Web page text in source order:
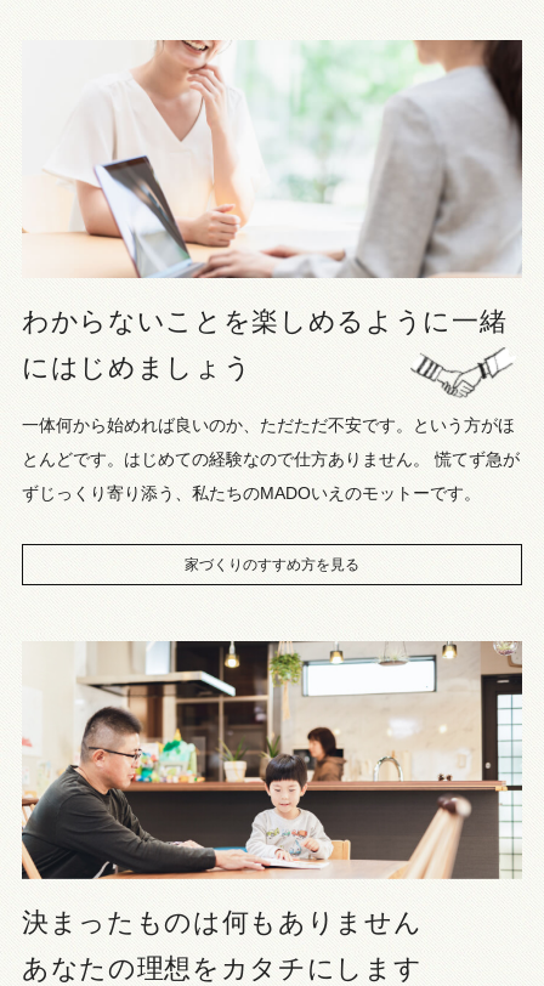
わからないことを楽しめるように 一緒
にはじめましょう
一体何から始めれば良いのか、ただただ不安です。という方がほ
とんどです。はじめての経験なので仕方ありません。 慌てず急が
ずじっくり寄り添う、私たちのMADOいえのモットーです。
家づくりのすすめ方を見る
決まったものは何もありません
あなたの理想をカタチにします